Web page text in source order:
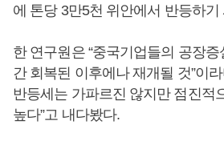
에 톤당 3만5천 위안에서 반등하기
한 연구원은 “중국기업들의 공장증
간 회복된 이후에나 재개될 것”이
반등세는 가파르진 않지만 점진적
높다”고 내다봤다.